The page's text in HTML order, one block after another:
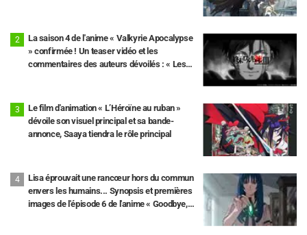
La saison 4 de l'anime « Valkyrie Apocalypse
» confirmée ! Un teaser vidéo et les
commentaires des auteurs dévoilés : « Les
Le film d'animation « L’Héroïne au ruban »
dévoile son visuel principal et sa bande-
annonce, Saaya tiendra le rôle principal
Lisa éprouvait une rancœur hors du commun
envers les humains... Synopsis et premières
images de l'épisode 6 de l'anime « Goodbye,